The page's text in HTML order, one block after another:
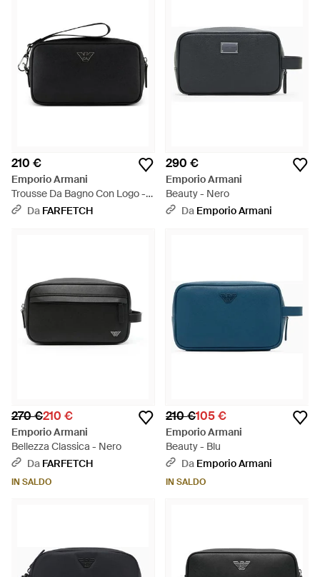
210 €
Emporio Armani
Trousse Da Bagno Con Logo -
NeroDa FARFETCH
290 €
Emporio Armani
Beauty - Nero
Da Emporio Armani
270 €210 €
Emporio Armani
Bellezza Classica - Nero
Da FARFETCH
IN SALDO
210 €105 €
Emporio Armani
Beauty - Blu
Da Emporio Armani
IN SALDO